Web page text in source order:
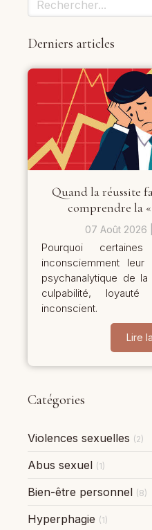
Derniers articles
Quand la réussite
comprendre la «
07 Août 2026
Pourquoi
inconsciemment
psychanalytique de
culpabilité,
inconscient.
Lire
Catégories
Violences sexuelles (2)
Abus sexuel (1)
Bien-être personnel (8)
Hyperphagie (1)